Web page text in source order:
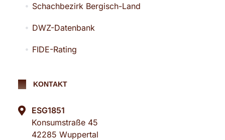
Schachbezirk Bergisch-Land
DWZ-Datenbank
FIDE-Rating
KONTAKT
ESG1851
Konsumstraße 45
42285 Wuppertal